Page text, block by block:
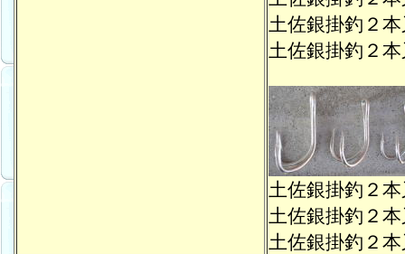
土佐銀掛釣２
土佐銀掛釣２
土佐銀掛釣２
土佐銀掛釣２
土佐銀掛釣２